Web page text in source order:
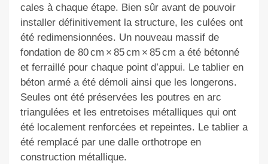
cales à chaque étape. Bien sûr avant de pouvoir
installer définitivement la structure, les culées ont
été redimensionnées. Un nouveau massif de
fondation de 80 cm × 85 cm × 85 cm a été bétonné
et ferraillé pour chaque point d’appui. Le tablier en
béton armé a été démoli ainsi que les longerons.
Seules ont été préservées les poutres en arc
triangulées et les entretoises métalliques qui ont
été localement renforcées et repeintes. Le tablier a
été remplacé par une dalle orthotrope en
construction métallique.